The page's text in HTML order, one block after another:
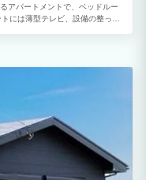
アパートメントで、ベッドルー
には薄型テレビ、設備の整った